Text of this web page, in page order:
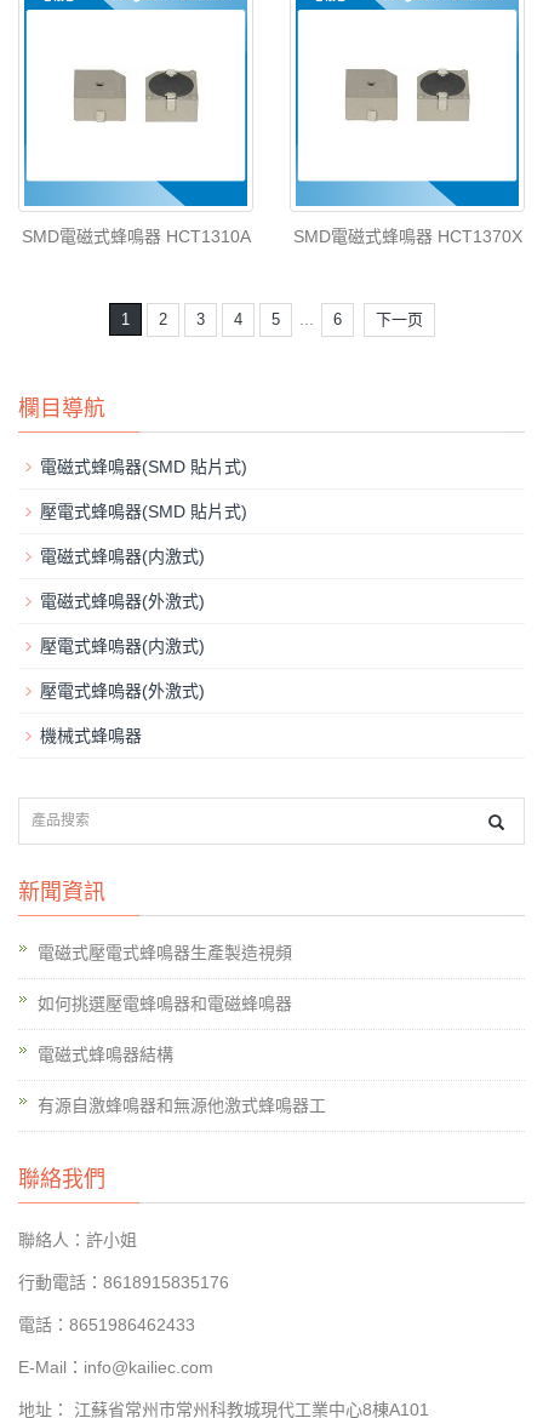
SMD電磁式蜂鳴器 HCT1310A SMD電磁式蜂鳴器 HCT1370X
1 2 3 4 5 6 下一页
欄目導航
電磁式蜂鳴器(SMD 貼片式)
壓電式蜂鳴器(SMD 貼片式)
電磁式蜂鳴器(内激式)
電磁式蜂鳴器(外激式)
壓電式蜂嗚器(内激式)
壓電式蜂嗚器(外激式)
機械式蜂鳴器
新聞資訊
電磁式壓電式蜂鳴器生產製造視頻
如何挑選壓電蜂鳴器和電磁蜂鳴器
電磁式蜂鳴器結構
有源自激蜂鳴器和無源他激式蜂鳴器工
聯絡我們
聯絡人：許小姐
行動電話：8618915835176
電話：8651986462433
E-Mail：info@kailiec.com
地址： 江蘇省常州市常州科教城現代工業中心8棟A101